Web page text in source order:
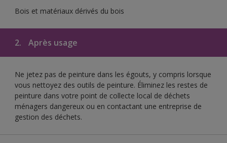
Bois et matériaux dérivés du bois
2. Après usage
Ne jetez pas de peinture dans les égouts, y compris lorsque
vous nettoyez des outils de peinture. Éliminez les restes de
peinture dans votre point de collecte local de déchets
ménagers dangereux ou en contactant une entreprise de
gestion des déchets.